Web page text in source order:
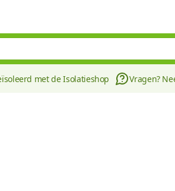
met de Isolatieshop Vragen?